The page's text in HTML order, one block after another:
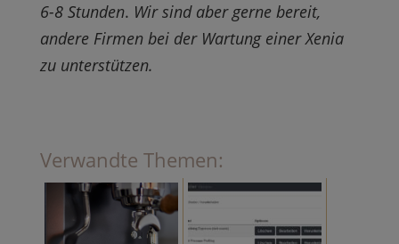
6-8 Stunden. Wir sind aber gerne bereit,
andere Firmen bei der Wartung einer Xenia
zu unterstützen.
Verwandte Themen: